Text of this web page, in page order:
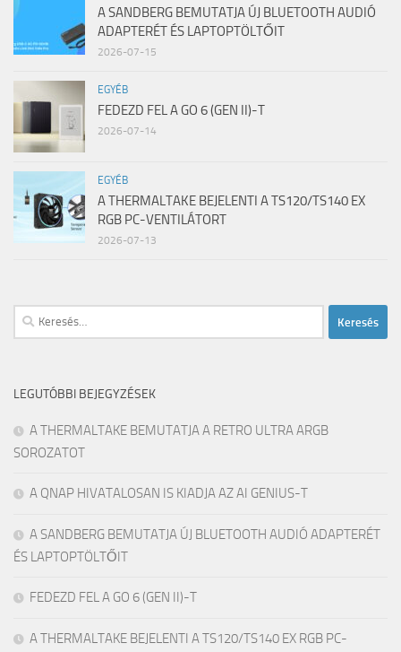
A SANDBERG BEMUTATJA ÚJ BLUETOOTH AUDIÓ
ADAPTERÉT ÉS LAPTOPTÖLTŐIT
2026-07-15
EGYÉB
FEDEZD FEL A GO 6 (GEN II)-T
2026-07-14
EGYÉB
A THERMALTAKE BEJELENTI A TS120/TS140 EX
RGB PC-VENTILÁTORT
2026-07-13
Keresés:
LEGUTÓBBI BEJEGYZÉSEK
A THERMALTAKE BEMUTATJA A RETRO ULTRA ARGB
SOROZATOT
A QNAP HIVATALOSAN IS KIADJA AZ AI GENIUS-T
A SANDBERG BEMUTATJA ÚJ BLUETOOTH AUDIÓ ADAPTERÉT
ÉS LAPTOPTÖLTŐIT
FEDEZD FEL A GO 6 (GEN II)-T
A THERMALTAKE BEJELENTI A TS120/TS140 EX RGB PC-